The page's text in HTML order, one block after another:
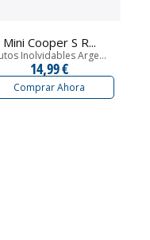
Mini Cooper S R...
Inolvidables Arge...
14,99 €
Comprar Ahora